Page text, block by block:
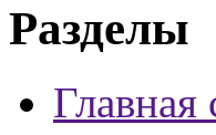
Разделы
Главная